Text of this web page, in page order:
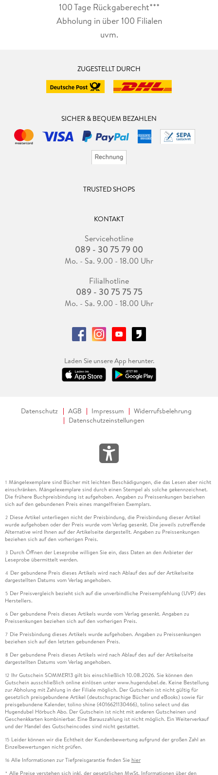
100 Tage Rückgaberecht***
Abholung in über 100 Filialen
uvm.
ZUGESTELLT DURCH
SICHER & BEQUEM BEZAHLEN
TRUSTED SHOPS
KONTAKT
Servicehotline
089 - 30 75 79 00
Mo. - Sa. 9.00 - 18.00 Uhr
Filialhotline
089 - 30 75 75 75
Mo. - Sa. 9.00 - 18.00 Uhr
Laden Sie unsere App herunter.
Datenschutz AGB Impressum
Widerrufsbelehrung
Datenschutzeinstellungen
1 Mängelexemplare sind Bücher mit leichten Beschädigungen, die das Lesen aber nicht
einschränken. Mängelexemplare sind durch einen Stempel als solche gekennzeichnet.
Die frühere Buchpreisbindung ist aufgehoben. Angaben zu Preissenkungen beziehen
sich auf den gebundenen Preis eines mangelfreien Exemplars.
2 Diese Artikel unterliegen nicht der Preisbindung, die Preisbindung dieser Artikel
wurde aufgehoben oder der Preis wurde vom Verlag gesenkt. Die jeweils zutreffende
Alternative wird Ihnen auf der Artikelseite dargestellt. Angaben zu Preissenkungen
beziehen sich auf den vorherigen Preis.
3 Durch Öffnen der Leseprobe willigen Sie ein, dass Daten an den Anbieter der
Leseprobe übermittelt werden.
4 Der gebundene Preis dieses Artikels wird nach Ablauf des auf der Artikelseite
dargestellten Datums vom Verlag angehoben.
5 Der Preisvergleich bezieht sich auf die unverbindliche Preisempfehlung (UVP) des
Herstellers.
6 Der gebundene Preis dieses Artikels wurde vom Verlag gesenkt. Angaben zu
Preissenkungen beziehen sich auf den vorherigen Preis.
7 Die Preisbindung dieses Artikels wurde aufgehoben. Angaben zu Preissenkungen
beziehen sich auf den letzten gebundenen Preis.
8 Der gebundene Preis dieses Artikels wird nach Ablauf des auf der Artikelseite
dargestellten Datums vom Verlag angehoben.
12 Ihr Gutschein SOMMER13 gilt bis einschließlich 10.08.2026. Sie können den
Gutschein ausschließlich online einlösen unter www.hugendubel.de. Keine Bestellung
zur Abholung mit Zahlung in der Filiale möglich. Der Gutschein ist nicht gültig für
gesetzlich preisgebundene Artikel (deutschsprachige Bücher und eBooks) sowie für
preisgebundene Kalender, tolino shine (4016621130466), tolino select und das
Hugendubel Hörbuch Abo. Der Gutschein ist nicht mit anderen Gutscheinen und
Geschenkkarten kombinierbar. Eine Barauszahlung ist nicht möglich. Ein Weiterverkauf
und der Handel des Gutscheincodes sind nicht gestattet.
15 Leider können wir die Echtheit der Kundenbewertung aufgrund der großen Zahl an
Einzelbewertungen nicht prüfen.
16 Alle Informationen zur Tiefpreisgarantie finden Sie hier
* Alle Preise verstehen sich inkl. der gesetzlichen MwSt. Informationen über den